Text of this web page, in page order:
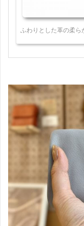
ふわりとした革の柔ら